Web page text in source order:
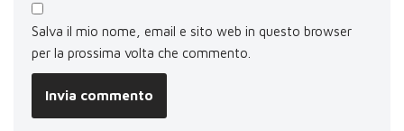
Salva il mio nome, email e sito web in questo browser
per la prossima volta che commento.